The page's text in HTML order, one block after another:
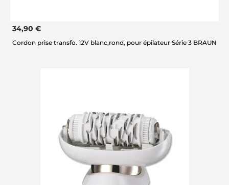
34,90 €
Cordon prise transfo. 12V blanc,rond, pour épilateur Série 3 BRAUN